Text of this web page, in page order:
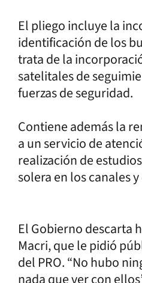
El pliego incluye la
identificación de los
trata de la
satelitales de
fuerzas de seguridad.
Contiene además la
a un servicio de
realización de
solera en los canales
El Gobierno descarta
Macri, que le pidió
del PRO. “No hubo